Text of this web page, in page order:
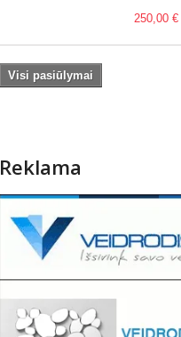
250,00 €
Visi pasiūlymai
Reklama